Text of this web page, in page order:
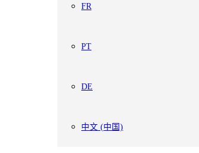
FR
PT
DE
中文 (中国)